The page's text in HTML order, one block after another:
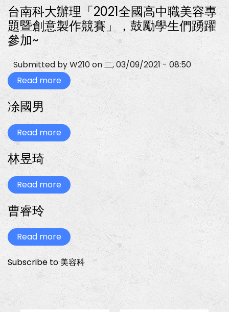
習
營，
歡
迎
科
師
生
踴
躍
報
參
加。
賽
美
三
1
怡
婷
榮
獲
顏
組
勝
科
大
美
髮
設
計
系
舉
辦
高
職
造
型
研
習
營，
鼓
勵
學
生
台南科大辦理「2021全國高中職美容專
題暨創意製作競賽」，鼓勵學生們踴躍
參加~
Submitted byW210on二, 03/09/2021 - 08:50
Read more about
台
南
科
辦
理
「2021
全
國
高
中
職
美
容
創
意
製
作
競
賽」，
鼓
勵
生
們
凃國男
Read more about
凃
國
男
林昱琦
Read more about
林
曹睿玲
Read more about
曹
睿
玲
Subscribe to 美容科